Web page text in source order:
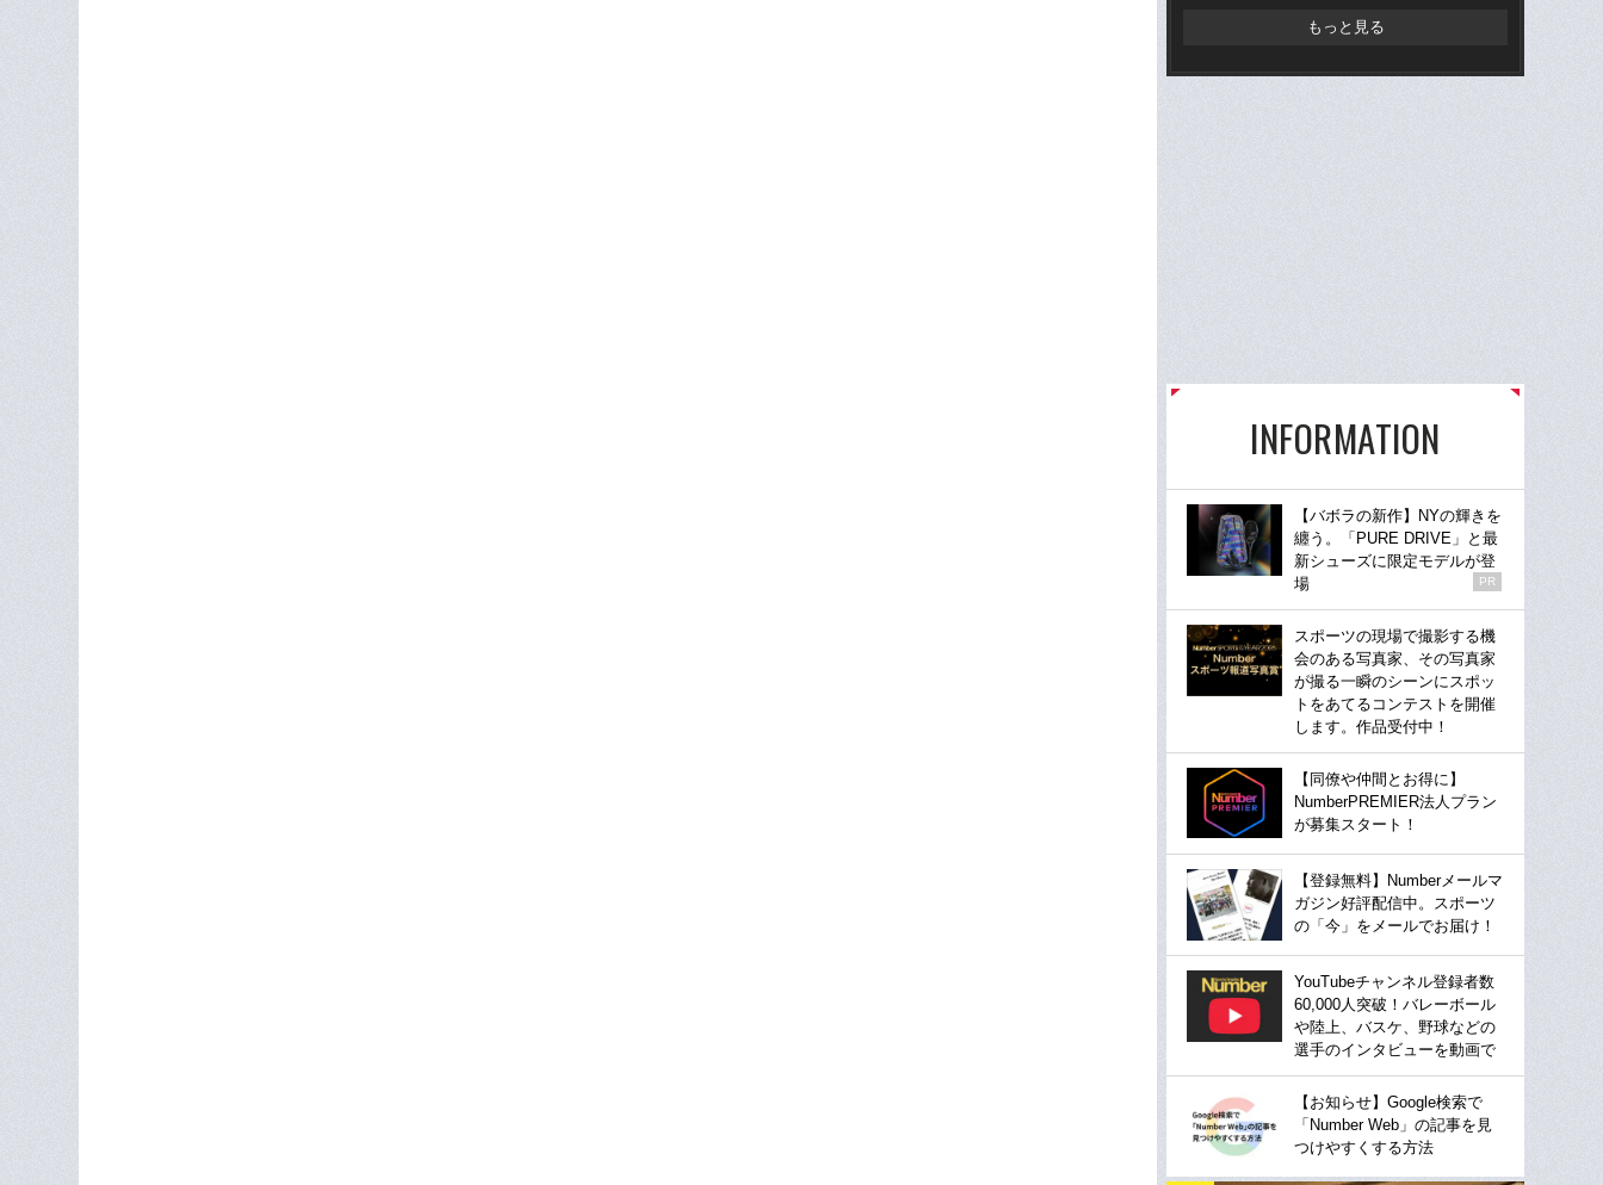
もっと見る
INFORMATION
【バボラの新作】NYの輝きを
纏う。「PURE DRIVE」と最
新シューズに限定モデルが登
場
PR
スポーツの現場で撮影する機
会のある写真家、その写真家
が撮る一瞬のシーンにスポッ
トをあてるコンテストを開催
します。作品受付中！
【同僚や仲間とお得に】
NumberPREMIER法人プラン
が募集スタート！
【登録無料】Numberメールマ
ガジン好評配信中。スポーツ
の「今」をメールでお届け！
YouTubeチャンネル登録者数
60,000人突破！バレーボール
や陸上、バスケ、野球などの
選手のインタビューを動画で
【お知らせ】Google検索で
「Number Web」の記事を見
つけやすくする方法